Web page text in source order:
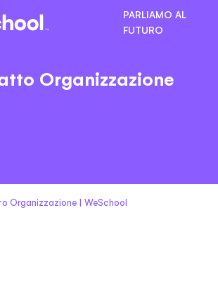
PARLIAMO AL
FUTURO
Organizzazione
Organizzazione | WeSchool